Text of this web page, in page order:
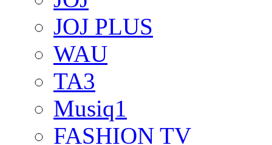
JOJ PLUS
WAU
TA3
Musiq1
FASHION TV